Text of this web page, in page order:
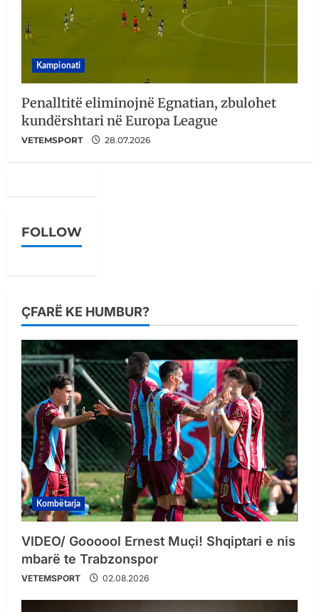
Kampionati
Penalltitë eliminojnë Egnatian, zbulohet
kundërshtari në Europa League
VETEMSPORT 28.07.2026
FOLLOW
ÇFARË KE HUMBUR?
Kombëtarja
VIDEO/ Goooool Ernest Muçi! Shqiptari e nis
mbarë te Trabzonspor
VETEMSPORT 02.08.2026